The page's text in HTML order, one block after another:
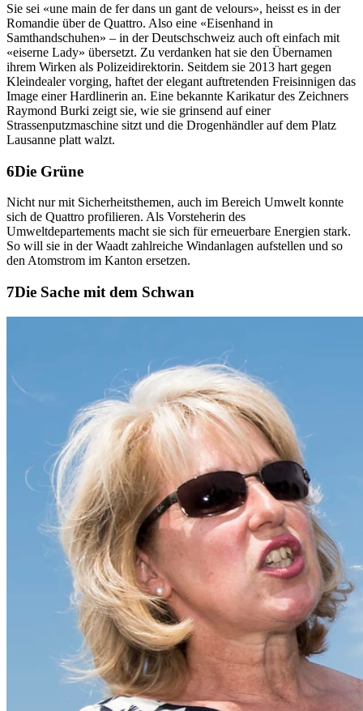
Sie sei «une main de fer dans un gant de velours», heisst es in der
Romandie über de Quattro. Also eine «Eisenhand in
Samthandschuhen» – in der Deutschschweiz auch oft einfach mit
«eiserne Lady» übersetzt. Zu verdanken hat sie den Übernamen
ihrem Wirken als Polizeidirektorin. Seitdem sie 2013 hart gegen
Kleindealer vorging, haftet der elegant auftretenden Freisinnigen das
Image einer Hardlinerin an. Eine bekannte Karikatur des Zeichners
Raymond Burki zeigt sie, wie sie grinsend auf einer
Strassenputzmaschine sitzt und die Drogenhändler auf dem Platz
Lausanne platt walzt.
Die Grüne
Nicht nur mit Sicherheitsthemen, auch im Bereich Umwelt konnte
sich de Quattro profilieren. Als Vorsteherin des
Umweltdepartements macht sie sich für erneuerbare Energien stark.
So will sie in der Waadt zahlreiche Windanlagen aufstellen und so
den Atomstrom im Kanton ersetzen.
Die Sache mit dem Schwan